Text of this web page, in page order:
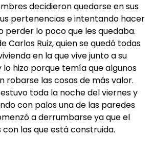
decidieron quedarse en sus
pertenencias e intentando hacer
perder lo poco que les quedaba.
Carlos Ruiz, quien se quedó todas
en la que vive junto a su
lo hizo porque temía que algunos
robarse las cosas de más valor.
toda la noche del viernes y
con palos una de las paredes
a derrumbarse ya que el
las que está construida.